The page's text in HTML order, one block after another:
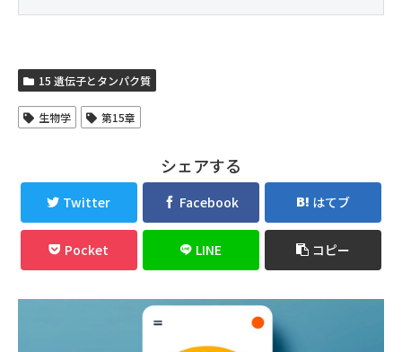
15 遺伝子とタンパク質
生物学 第15章
シェアする
Twitter Facebook はてブ
Pocket LINE コピー